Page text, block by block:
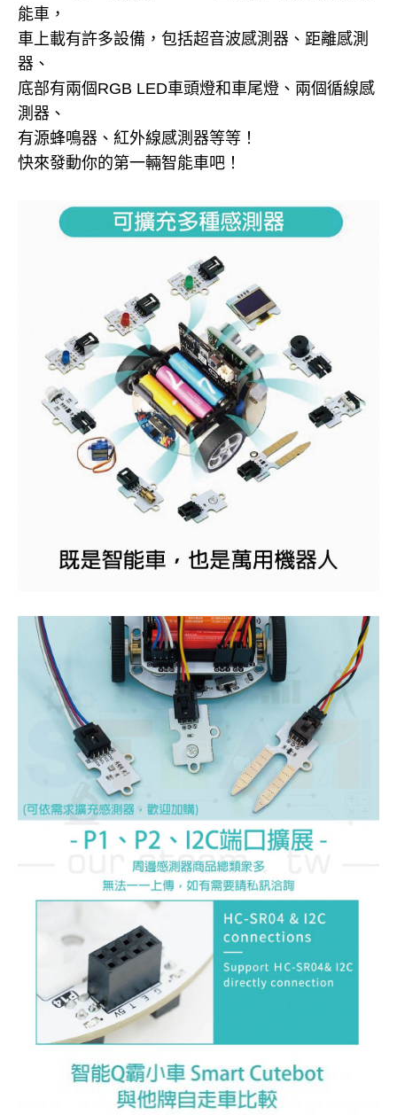
能車，
車上載有許多設備，包括超音波感測器、距離感測
器、
底部有兩個RGB LED車頭燈和車尾燈、兩個循線感
測器、
有源蜂鳴器、紅外線感測器等等！
快來發動你的第一輛智能車吧！